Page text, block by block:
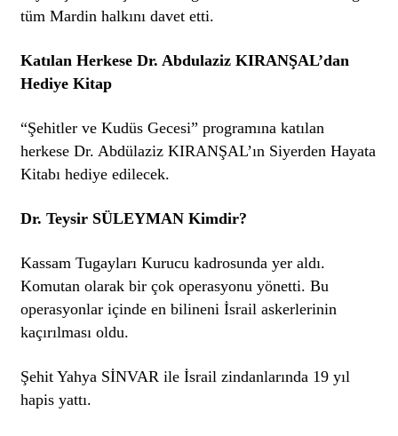
tüm Mardin halkını davet etti.
Katılan Herkese Dr. Abdulaziz KIRANŞAL’dan
Hediye Kitap
“Şehitler ve Kudüs Gecesi” programına katılan
herkese Dr. Abdülaziz KIRANŞAL’ın Siyerden Hayata
Kitabı hediye edilecek.
Dr. Teysir SÜLEYMAN Kimdir?
Kassam Tugayları Kurucu kadrosunda yer aldı.
Komutan olarak bir çok operasyonu yönetti. Bu
operasyonlar içinde en bilineni İsrail askerlerinin
kaçırılması oldu.
Şehit Yahya SİNVAR ile İsrail zindanlarında 19 yıl
hapis yattı.